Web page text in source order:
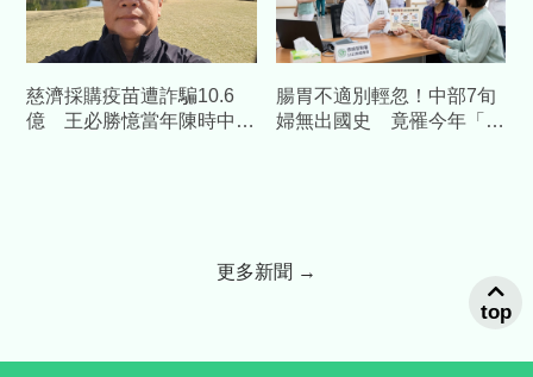
慈濟採購疫苗遭詐騙10.6
億 王必勝憶當年陳時中睿
腸胃不適別輕忽！中部7旬
婦無出國史 竟罹今年「首
更多新聞 →
top